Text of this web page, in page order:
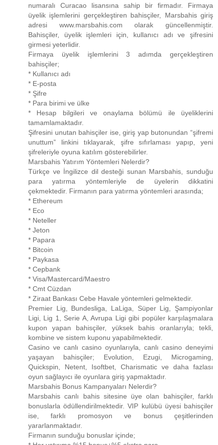
numaralı Curacao lisansına sahip bir firmadır. Firmaya
üyelik işlemlerini gerçekleştiren bahisçiler, Marsbahis giriş
adresi www.marsbahis.com olarak güncellenmiştir.
Bahisçiler, üyelik işlemleri için, kullanıcı adı ve şifresini
girmesi yeterlidir.
Firmaya üyelik işlemlerini 3 adımda gerçekleştiren
bahisçiler;
* Kullanıcı adı
* E-posta
* Şifre
* Para birimi ve ülke
* Hesap bilgileri ve onaylama bölümü ile üyeliklerini
tamamlamaktadır.
Şifresini unutan bahisçiler ise, giriş yap butonundan “şifremi
unuttum” linkini tıklayarak, şifre sıfırlaması yapıp, yeni
şifreleriyle oyuna katılım gösterebilirler.
Marsbahis Yatırım Yöntemleri Nelerdir?
Türkçe ve İngilizce dil desteği sunan Marsbahis, sunduğu
para yatırma yöntemleriyle de üyelerin dikkatini
çekmektedir. Firmanın para yatırma yöntemleri arasında;
* Ethereum
* Eco
* Neteller
* Jeton
* Papara
* Bitcoin
* Paykasa
* Cepbank
* Visa/Mastercard/Maestro
* Cmt Cüzdan
* Ziraat Bankası Cebe Havale yöntemleri gelmektedir.
Premier Lig, Bundesliga, LaLiga, Süper Lig, Şampiyonlar
Ligi, Lig 1, Serie A, Avrupa Ligi gibi popüler karşılaşmalara
kupon yapan bahisçiler, yüksek bahis oranlarıyla; tekli,
kombine ve sistem kuponu yapabilmektedir.
Casino ve canlı casino oyunlarıyla, canlı casino deneyimi
yaşayan bahisçiler; Evolution, Ezugi, Microgaming,
Quickspin, Netent, Isoftbet, Charismatic ve daha fazlası
oyun sağlayıcı ile oyunlara giriş yapmaktadır.
Marsbahis Bonus Kampanyaları Nelerdir?
Marsbahis canlı bahis sitesine üye olan bahisçiler, farklı
bonuslarla ödüllendirilmektedir. VIP kulübü üyesi bahisçiler
ise, farklı promosyon ve bonus çeşitlerinden
yararlanmaktadır.
Firmanın sunduğu bonuslar içinde;